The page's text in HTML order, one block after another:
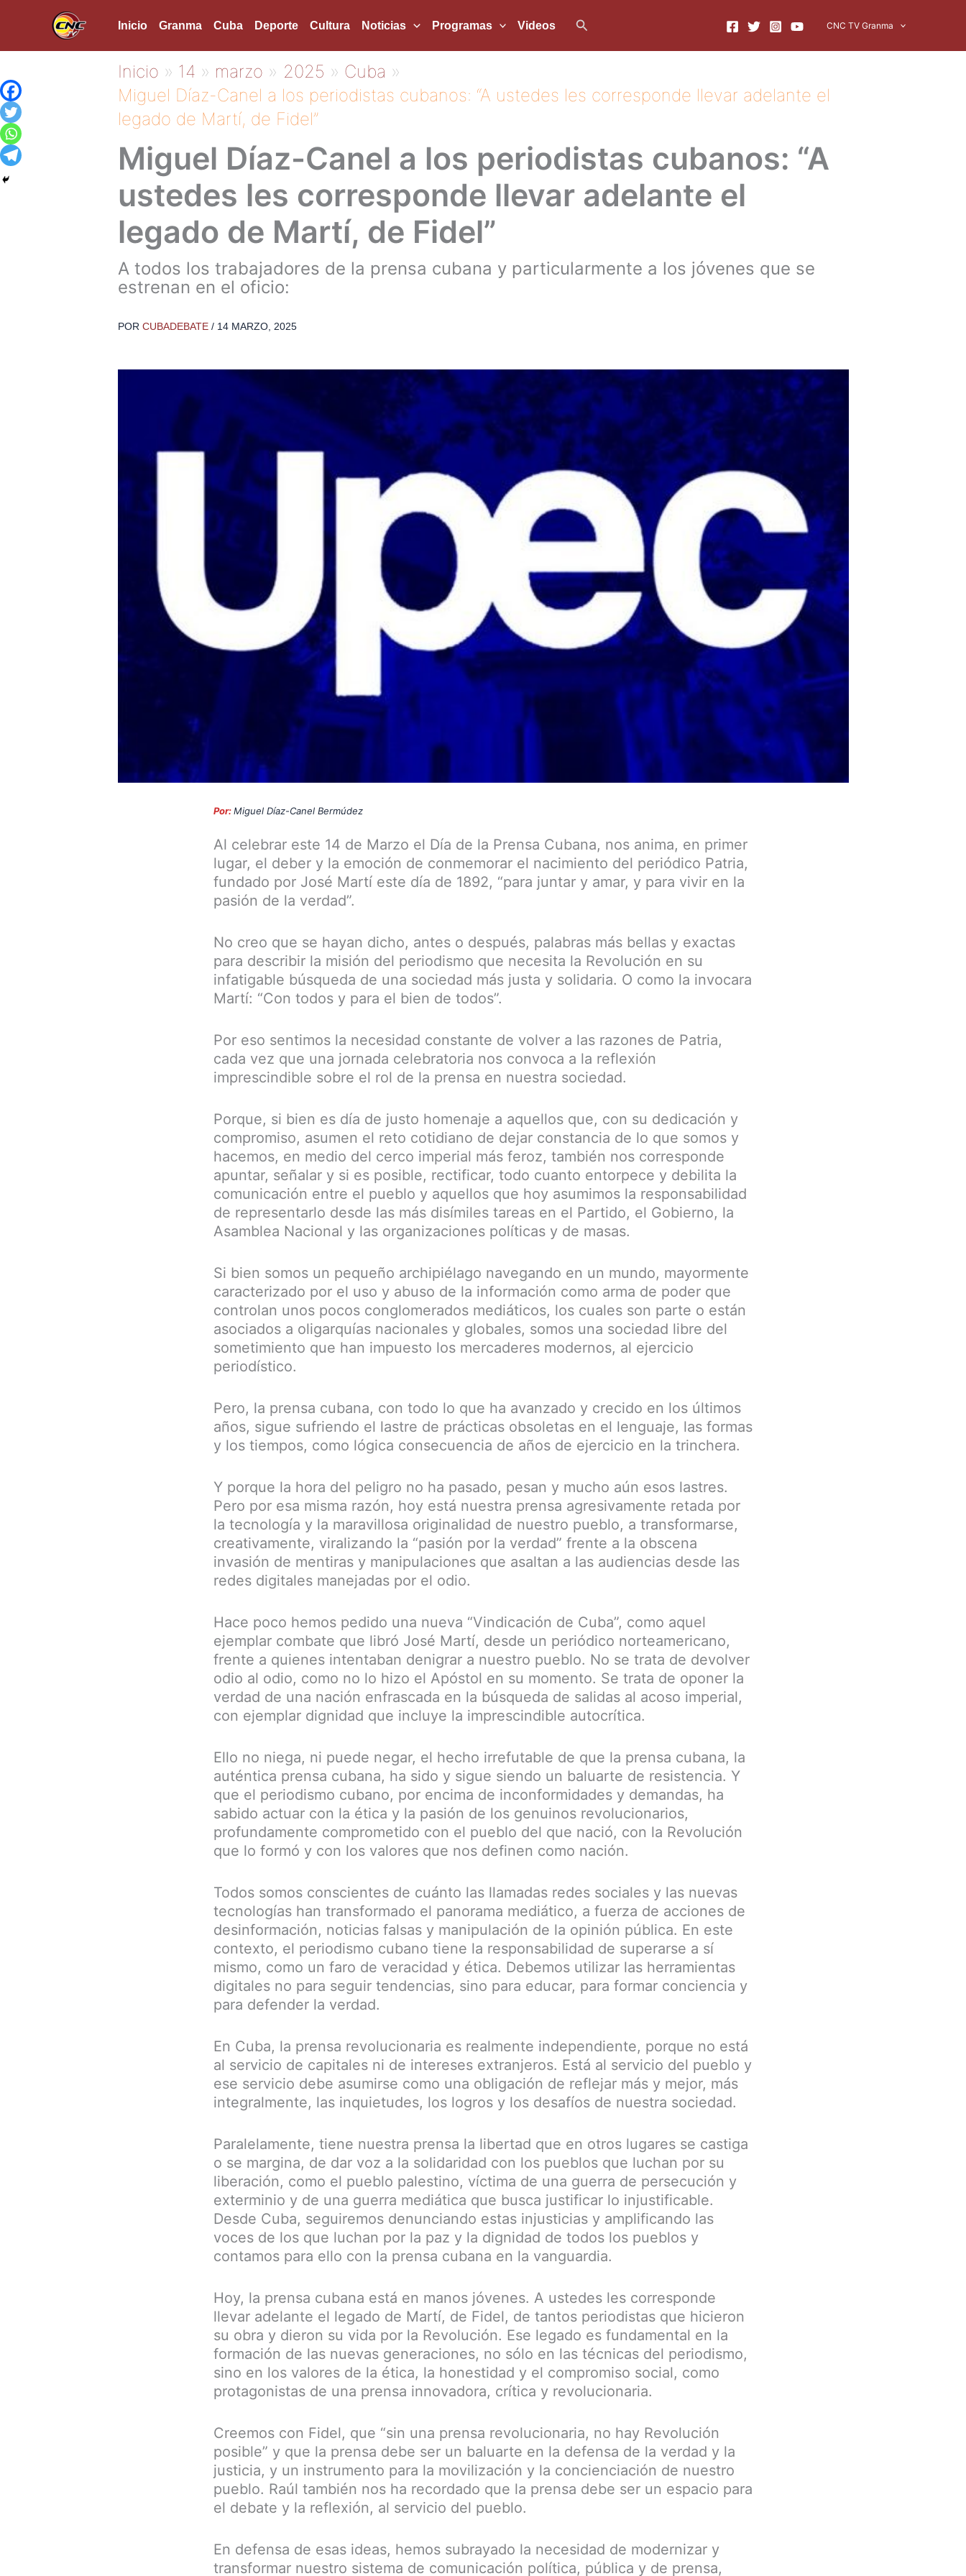
Inicio Granma Cuba Deporte Cultura Noticias Programas Videos Buscar CNC TV Granma
Inicio 14 marzo 2025
Cuba
Miguel Díaz-Canel a los periodistas cubanos: “A ustedes les corresponde llevar adelante el
legado de Martí, de Fidel”
Miguel Díaz-Canel a los periodistas cubanos: “A
ustedes les corresponde llevar adelante el
legado de Martí, de Fidel”
A todos los trabajadores de la prensa cubana y particularmente a los jóvenes que se
estrenan en el oficio:
POR CUBADEBATE / 14 MARZO, 2025
Por:Miguel Díaz-Canel Bermúdez
Al celebrar este 14 de Marzo el Día de la Prensa Cubana, nos anima, en primer
lugar, el deber y la emoción de conmemorar el nacimiento del periódico Patria,
fundado por José Martí este día de 1892, “para juntar y amar, y para vivir en la
pasión de la verdad”.
No creo que se hayan dicho, antes o después, palabras más bellas y exactas
para describir la misión del periodismo que necesita la Revolución en su
infatigable búsqueda de una sociedad más justa y solidaria. O como la invocara
Martí: “Con todos y para el bien de todos”.
Por eso sentimos la necesidad constante de volver a las razones de Patria,
cada vez que una jornada celebratoria nos convoca a la reflexión
imprescindible sobre el rol de la prensa en nuestra sociedad.
Porque, si bien es día de justo homenaje a aquellos que, con su dedicación y
compromiso, asumen el reto cotidiano de dejar constancia de lo que somos y
hacemos, en medio del cerco imperial más feroz, también nos corresponde
apuntar, señalar y si es posible, rectificar, todo cuanto entorpece y debilita la
comunicación entre el pueblo y aquellos que hoy asumimos la responsabilidad
de representarlo desde las más disímiles tareas en el Partido, el Gobierno, la
Asamblea Nacional y las organizaciones políticas y de masas.
Si bien somos un pequeño archipiélago navegando en un mundo, mayormente
caracterizado por el uso y abuso de la información como arma de poder que
controlan unos pocos conglomerados mediáticos, los cuales son parte o están
asociados a oligarquías nacionales y globales, somos una sociedad libre del
sometimiento que han impuesto los mercaderes modernos, al ejercicio
periodístico.
Pero, la prensa cubana, con todo lo que ha avanzado y crecido en los últimos
años, sigue sufriendo el lastre de prácticas obsoletas en el lenguaje, las formas
y los tiempos, como lógica consecuencia de años de ejercicio en la trinchera.
Y porque la hora del peligro no ha pasado, pesan y mucho aún esos lastres.
Pero por esa misma razón, hoy está nuestra prensa agresivamente retada por
la tecnología y la maravillosa originalidad de nuestro pueblo, a transformarse,
creativamente, viralizando la “pasión por la verdad” frente a la obscena
invasión de mentiras y manipulaciones que asaltan a las audiencias desde las
redes digitales manejadas por el odio.
Hace poco hemos pedido una nueva “Vindicación de Cuba”, como aquel
ejemplar combate que libró José Martí, desde un periódico norteamericano,
frente a quienes intentaban denigrar a nuestro pueblo. No se trata de devolver
odio al odio, como no lo hizo el Apóstol en su momento. Se trata de oponer la
verdad de una nación enfrascada en la búsqueda de salidas al acoso imperial,
con ejemplar dignidad que incluye la imprescindible autocrítica.
Ello no niega, ni puede negar, el hecho irrefutable de que la prensa cubana, la
auténtica prensa cubana, ha sido y sigue siendo un baluarte de resistencia. Y
que el periodismo cubano, por encima de inconformidades y demandas, ha
sabido actuar con la ética y la pasión de los genuinos revolucionarios,
profundamente comprometido con el pueblo del que nació, con la Revolución
que lo formó y con los valores que nos definen como nación.
Todos somos conscientes de cuánto las llamadas redes sociales y las nuevas
tecnologías han transformado el panorama mediático, a fuerza de acciones de
desinformación, noticias falsas y manipulación de la opinión pública. En este
contexto, el periodismo cubano tiene la responsabilidad de superarse a sí
mismo, como un faro de veracidad y ética. Debemos utilizar las herramientas
digitales no para seguir tendencias, sino para educar, para formar conciencia y
para defender la verdad.
En Cuba, la prensa revolucionaria es realmente independiente, porque no está
al servicio de capitales ni de intereses extranjeros. Está al servicio del pueblo y
ese servicio debe asumirse como una obligación de reflejar más y mejor, más
integralmente, las inquietudes, los logros y los desafíos de nuestra sociedad.
Paralelamente, tiene nuestra prensa la libertad que en otros lugares se castiga
o se margina, de dar voz a la solidaridad con los pueblos que luchan por su
liberación, como el pueblo palestino, víctima de una guerra de persecución y
exterminio y de una guerra mediática que busca justificar lo injustificable.
Desde Cuba, seguiremos denunciando estas injusticias y amplificando las
voces de los que luchan por la paz y la dignidad de todos los pueblos y
contamos para ello con la prensa cubana en la vanguardia.
Hoy, la prensa cubana está en manos jóvenes. A ustedes les corresponde
llevar adelante el legado de Martí, de Fidel, de tantos periodistas que hicieron
su obra y dieron su vida por la Revolución. Ese legado es fundamental en la
formación de las nuevas generaciones, no sólo en las técnicas del periodismo,
sino en los valores de la ética, la honestidad y el compromiso social, como
protagonistas de una prensa innovadora, crítica y revolucionaria.
Creemos con Fidel, que “sin una prensa revolucionaria, no hay Revolución
posible” y que la prensa debe ser un baluarte en la defensa de la verdad y la
justicia, y un instrumento para la movilización y la concienciación de nuestro
pueblo. Raúl también nos ha recordado que la prensa debe ser un espacio para
el debate y la reflexión, al servicio del pueblo.
En defensa de esas ideas, hemos subrayado la necesidad de modernizar y
transformar nuestro sistema de comunicación política, pública y de prensa,